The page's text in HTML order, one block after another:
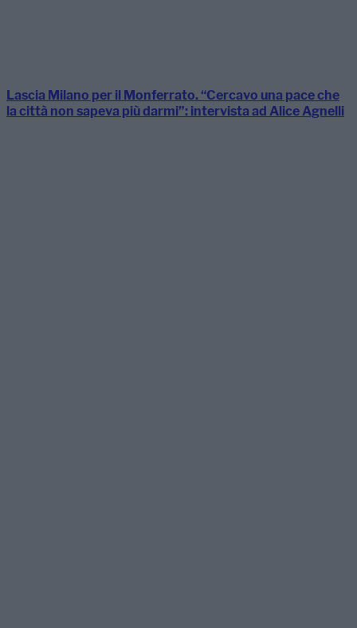
Lascia Milano per il Monferrato. “Cercavo una pace che
la città non sapeva più darmi”: intervista ad Alice Agnelli